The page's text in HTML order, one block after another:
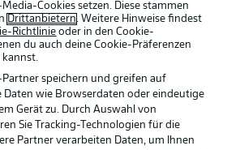
Cookies setzen. Diese stammen
Drittanbietern. Weitere Hinweise findest
Richtlinie oder in den Cookie-
du auch deine Cookie-Präferenzen
kannst.
Partner speichern und greifen auf
Daten wie Browserdaten oder eindeutige
Gerät zu. Durch Auswahl von
Sie Tracking-Technologien für die
Partner verarbeiten Daten, um Ihnen